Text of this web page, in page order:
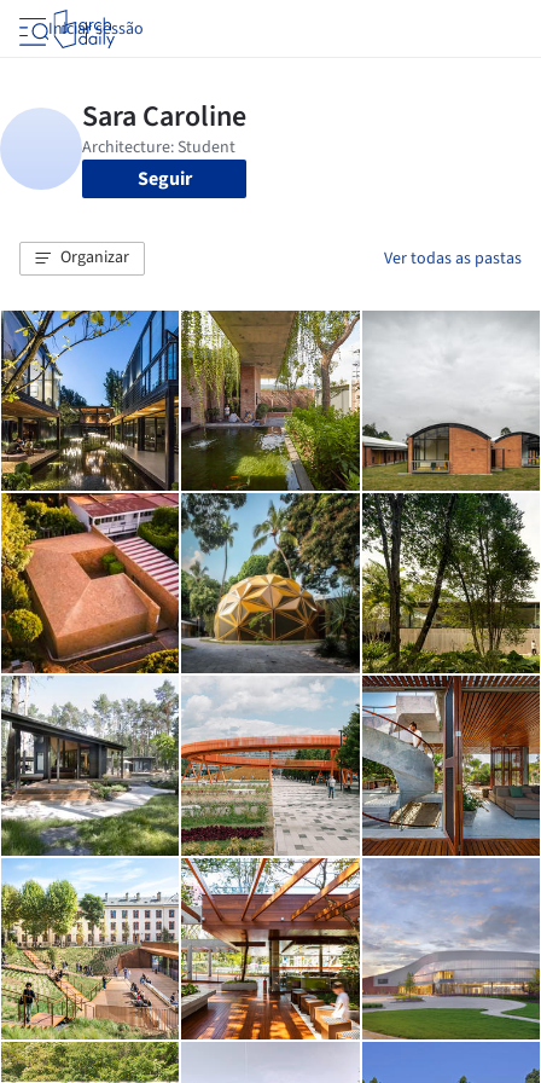
Iniciar sessão
Seguir
Organizar Ver todas as pastas